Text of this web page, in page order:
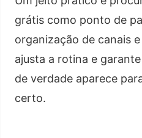
grátis como ponto de
organização de canais
ajusta a rotina e
de verdade aparece
certo.